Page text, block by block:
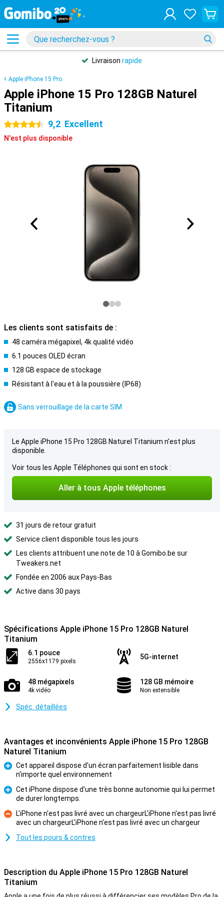
Livraison rapide
Apple iPhone 15 Pro
Apple iPhone 15 Pro 128GB Naturel
Titanium
4.5 étoiles 9,2 Excellent
N'est plus disponible
Les clients sont satisfaits de :
48 caméra mégapixel, 4k qualité vidéo
6.1 pouces OLED écran
128 GB espace de stockage
Résistant à l'eau et à la poussière (IP68)
Sans verrouillage de la carte SIM
Le Apple iPhone 15 Pro 128GB Naturel Titanium n'est plus
disponible.
Voir tous les Apple Téléphones qui sont en stock :
Aller à tous Apple téléphones
31 jours de retour gratuit
Service client disponible tous les jours
Les clients attribuent une note de 10 à Gomibo.be sur
Tweakers.net
Fondée en 2006 aux Pays-Bas
Active dans 30 pays
Spécifications Apple iPhone 15 Pro 128GB Naturel
Titanium
6.1 pouce
2556x1179 pixels
5G-internet
48 mégapixels
4k vidéo
128 GB mémoire
Non extensible
Spéc. détaillées
Avantages et inconvénients Apple iPhone 15 Pro 128GB
Naturel Titanium
Pour
Cet appareil dispose d'un écran parfaitement lisible dans
n'importe quel environnement
Pour
Cet iPhone dispose d'une très bonne autonomie qui lui permet
de durer longtemps.
Contre
L'iPhone n'est pas livré avec un chargeurL'iPhone n'est pas livré
avec un chargeurL'iPhone n'est pas livré avec un chargeur
Tout les pours & contres
Description du Apple iPhone 15 Pro 128GB Naturel
Titanium